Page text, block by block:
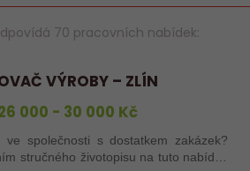
70 pracovních nabídek:
VÝROBY – ZLÍN
000 - 30 000 Kč
společnosti s dostatkem zakázek?
stručného životopisu na tuto nabídku